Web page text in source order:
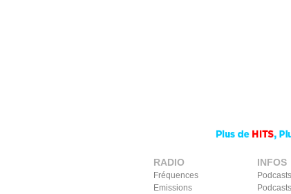
RADIO
Fréquences
Emissions
INFOS